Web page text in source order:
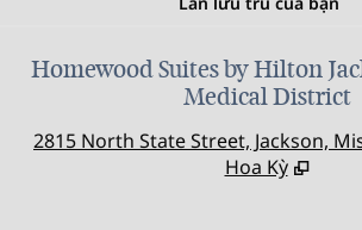
Homewood Suites by Hilton
Medical District
2815 North State Street, Jackson,
Hoa Kỳ